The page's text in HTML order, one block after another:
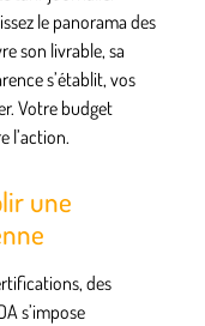
le panorama des
son livrable, sa
s’établit, vos
Votre budget
l’action.
une
des
s’impose